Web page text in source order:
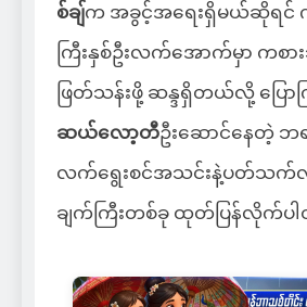
စ်ချ်က အခွင့်အရေးရှိမယ်ဆိုရင် ဂန္
ကြီးနှစ်ဦးလက်အောက်မှာ ကစာ
ဖြတ်သန်းဖို့ ဆန္ဒရှိတယ်လို့ ပြောကြ
ဆယ်လော့တီဦးဆောင်နေတဲ့ ဘရ
လက်ရွေးစင်အသင်းနဲ့ပတ်သက်လို့
ချက်ကြီးတစ်ခု ထုတ်ပြန်လိုက်ပ